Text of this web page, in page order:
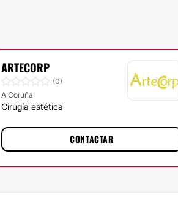
ARTECORP
(0)
A Coruña
Cirugía estética
CONTACTAR